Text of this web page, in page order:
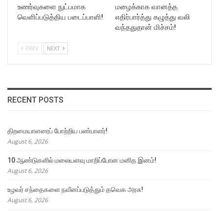
உணர்வுகளை நுட்பமாக
வெளிப்படுத்திய படைப்பாளி!
மழைக்காக வானத்த
எதிர்பார்த்து கழுத்து வலி
வந்ததுதான் மிச்சம்!
PREV NEXT
RECENT POSTS
திறமையாளரைப் போற்றிய பண்பாளர்!
August 6, 2026
10 ஆண்டுகளில் மலையளவு மாறிப்போன மனித இனம்!
August 6, 2026
உழவர் சந்தைகளை நவீனப்படுத்தும் தவெக அரசு!
August 6, 2026